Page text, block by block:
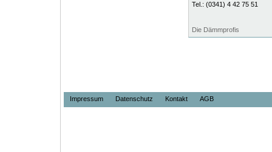
Tel.: (0341) 4 42 75 51
Die Dämmprofis
Impressum Datenschutz Kontakt AGB